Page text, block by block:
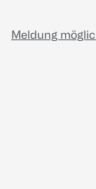
Meldung